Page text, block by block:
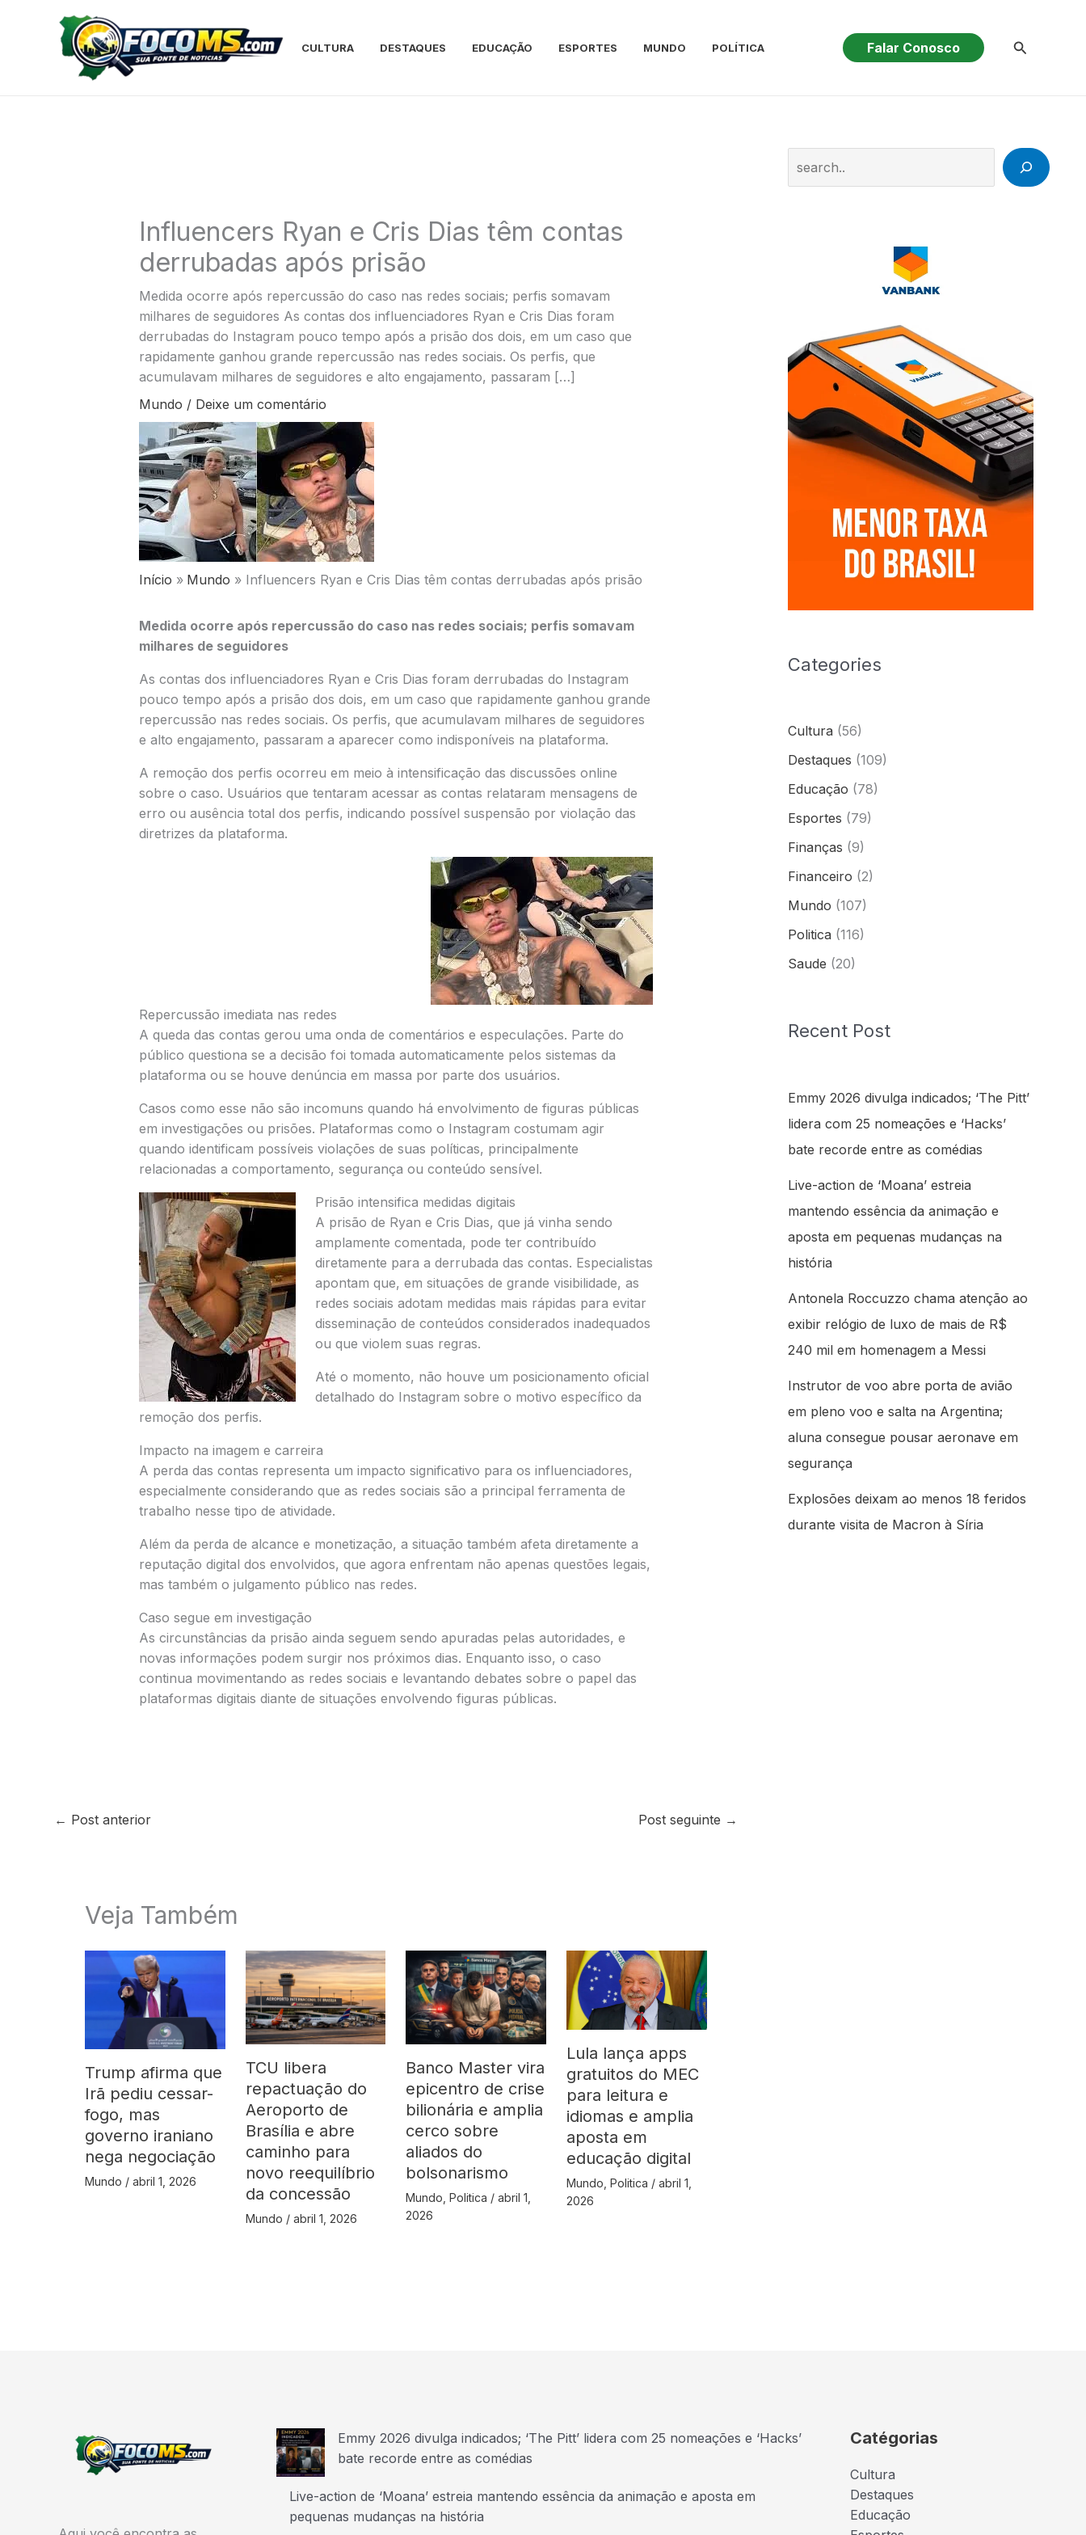
CULTURA DESTAQUES EDUCAÇÃO ESPORTES MUNDO POLÍTICA Falar Conosco Pesquisar
Influencers Ryan e Cris Dias têm contas
derrubadas após prisão
Medida ocorre após repercussão do caso nas redes sociais; perfis somavam
milhares de seguidores As contas dos influenciadores Ryan e Cris Dias foram
derrubadas do Instagram pouco tempo após a prisão dos dois, em um caso que
rapidamente ganhou grande repercussão nas redes sociais. Os perfis, que
acumulavam milhares de seguidores e alto engajamento, passaram […]
Mundo / Deixe um comentário
Início Mundo Influencers Ryan e Cris Dias têm contas derrubadas após prisão
Medida ocorre após repercussão do caso nas redes sociais; perfis somavam
milhares de seguidores
As contas dos influenciadores Ryan e Cris Dias foram derrubadas do Instagram
pouco tempo após a prisão dos dois, em um caso que rapidamente ganhou grande
repercussão nas redes sociais. Os perfis, que acumulavam milhares de seguidores
e alto engajamento, passaram a aparecer como indisponíveis na plataforma.
A remoção dos perfis ocorreu em meio à intensificação das discussões online
sobre o caso. Usuários que tentaram acessar as contas relataram mensagens de
erro ou ausência total dos perfis, indicando possível suspensão por violação das
diretrizes da plataforma.
Repercussão imediata nas redes
A queda das contas gerou uma onda de comentários e especulações. Parte do
público questiona se a decisão foi tomada automaticamente pelos sistemas da
plataforma ou se houve denúncia em massa por parte dos usuários.
Casos como esse não são incomuns quando há envolvimento de figuras públicas
em investigações ou prisões. Plataformas como o Instagram costumam agir
quando identificam possíveis violações de suas políticas, principalmente
relacionadas a comportamento, segurança ou conteúdo sensível.
Prisão intensifica medidas digitais
A prisão de Ryan e Cris Dias, que já vinha sendo
amplamente comentada, pode ter contribuído
diretamente para a derrubada das contas. Especialistas
apontam que, em situações de grande visibilidade, as
redes sociais adotam medidas mais rápidas para evitar
disseminação de conteúdos considerados inadequados
ou que violem suas regras.
Até o momento, não houve um posicionamento oficial
detalhado do Instagram sobre o motivo específico da
remoção dos perfis.
Impacto na imagem e carreira
A perda das contas representa um impacto significativo para os influenciadores,
especialmente considerando que as redes sociais são a principal ferramenta de
trabalho nesse tipo de atividade.
Além da perda de alcance e monetização, a situação também afeta diretamente a
reputação digital dos envolvidos, que agora enfrentam não apenas questões legais,
mas também o julgamento público nas redes.
Caso segue em investigação
As circunstâncias da prisão ainda seguem sendo apuradas pelas autoridades, e
novas informações podem surgir nos próximos dias. Enquanto isso, o caso
continua movimentando as redes sociais e levantando debates sobre o papel das
plataformas digitais diante de situações envolvendo figuras públicas.
← Post anterior Post seguinte →
Veja Também
Trump afirma que
Irã pediu cessar-
fogo, mas
governo iraniano
nega negociação
Mundo / abril 1, 2026
TCU libera
repactuação do
Aeroporto de
Brasília e abre
caminho para
novo reequilíbrio
da concessão
Mundo / abril 1, 2026
Banco Master vira
epicentro de crise
bilionária e amplia
cerco sobre
aliados do
bolsonarismo
Mundo ,Politica /abril 1,
2026
Lula lança apps
gratuitos do MEC
para leitura e
idiomas e amplia
aposta em
educação digital
Mundo ,Politica /abril 1,
2026
Categories
Cultura (56)
Destaques (109)
Educação (78)
Esportes (79)
Finanças (9)
Financeiro (2)
Mundo (107)
Politica (116)
Saude (20)
Recent Post
Emmy 2026 divulga indicados; ‘The Pitt’
lidera com 25 nomeações e ‘Hacks’
bate recorde entre as comédias
Live-action de ‘Moana’ estreia
mantendo essência da animação e
aposta em pequenas mudanças na
história
Antonela Roccuzzo chama atenção ao
exibir relógio de luxo de mais de R$
240 mil em homenagem a Messi
Instrutor de voo abre porta de avião
em pleno voo e salta na Argentina;
aluna consegue pousar aeronave em
segurança
Explosões deixam ao menos 18 feridos
durante visita de Macron à Síria
Emmy 2026 divulga indicados; ‘The Pitt’ lidera com 25 nomeações e ‘Hacks’
bate recorde entre as comédias
Live-action de ‘Moana’ estreia mantendo essência da animação e aposta em
pequenas mudanças na história
Catégorias
Cultura
Destaques
Educação